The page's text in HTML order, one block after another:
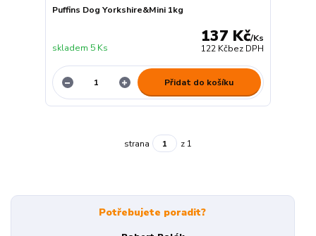
Puffins Dog Yorkshire&Mini 1kg
137 Kč/Ks
122 Kčbez DPH
skladem 5 Ks
Přidat do košíku
strana z 1
Potřebujete poradit?